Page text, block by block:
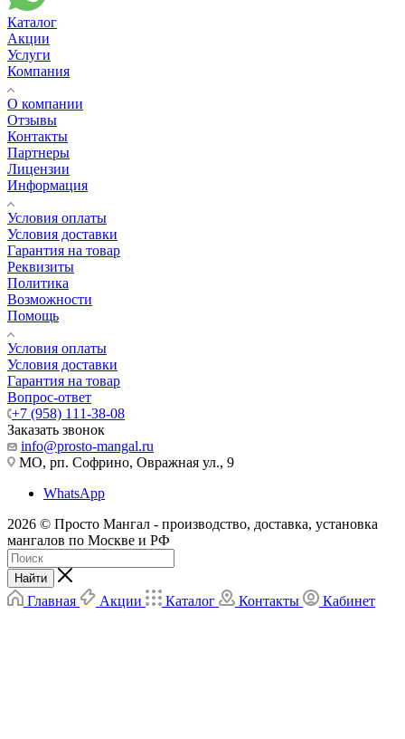
Каталог
Акции
Услуги
Компания
О компании
Отзывы
Контакты
Партнеры
Лицензии
Информация
Условия оплаты
Условия доставки
Гарантия на товар
Реквизиты
Политика
Возможности
Помощь
Условия оплаты
Условия доставки
Гарантия на товар
Вопрос-ответ
+7 (958) 111-38-08
Заказать звонок
info@prosto-mangal.ru
МО, рп. Софрино, Овражная ул., 9
WhatsApp
2026 © Просто Мангал - производство, доставка, установка
мангалов по Москве и РФ
Найти
Главная Акции Каталог Контакты Кабинет